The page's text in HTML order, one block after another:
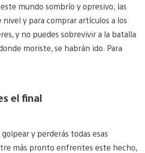
mundo sombrío y opresivo; las
nivel y para comprar artículos a los
y no puedes sobrevivir a la batalla
moriste, se habrán ido. Para
el final
golpear y perderás todas esas
más pronto enfrentes este hecho,